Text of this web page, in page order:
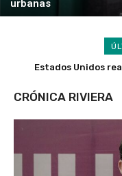
urbanas
Prisión
CRÓNICA RIVIERA